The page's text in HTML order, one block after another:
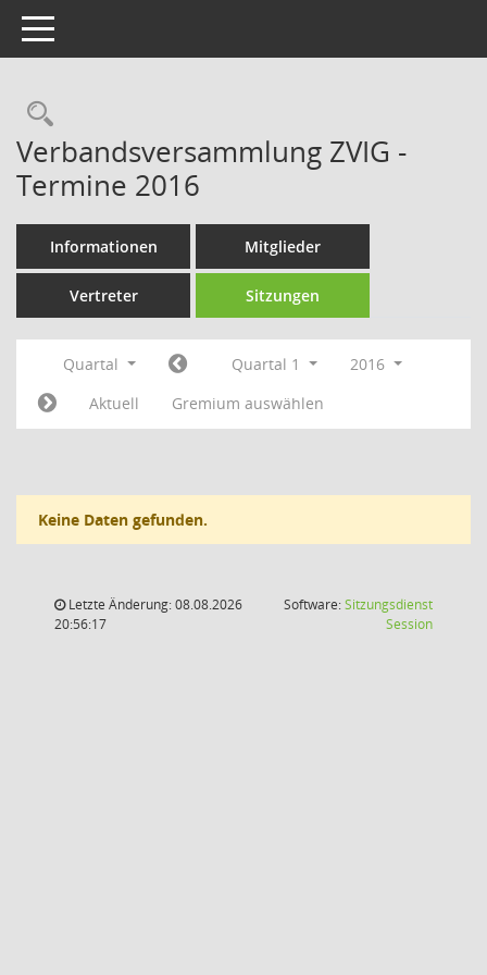
Toggle navigation
Rechercheauswahl
Verbandsversammlung ZVIG -
Termine 2016
Informationen Mitglieder
Vertreter Sitzungen
Quartal Quartal 1
2016
Aktuell
Gremium auswählen
Keine Daten gefunden.
Letzte Änderung: 08.08.2026
20:56:17
Software:Sitzungsdienst
Session(Wird in